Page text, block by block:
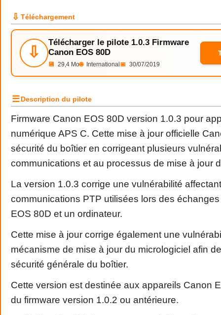
⇩ Téléchargement
⇩
Télécharger le pilote 1.0.3 Firmware
Canon EOS 80D
💾 29,4 Mo🌐 International 📅 30/07/2019
☰Description du pilote
Firmware Canon EOS 80D version 1.0.3 pour
numérique APS C. Cette mise à jour officielle
sécurité du boîtier en corrigeant plusieurs
communications et au processus de mise à jour
La version 1.0.3 corrige une vulnérabilité
communications PTP utilisées lors des
EOS 80D et un ordinateur.
Cette mise à jour corrige également une
mécanisme de mise à jour du micrologiciel afin
sécurité générale du boîtier.
Cette version est destinée aux appareils Canon
du firmware version 1.0.2 ou antérieure.